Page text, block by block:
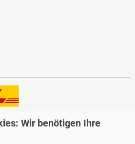
Wir benötigen Ihre